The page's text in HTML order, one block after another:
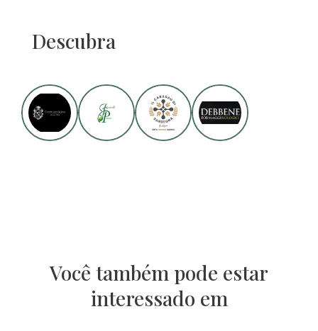
Descubra
Você também pode estar
interessado em